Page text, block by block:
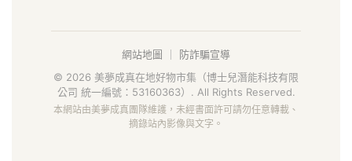
食
材
網站地圖
防詐騙宣導
© 2026 美夢成真在地好物市集（博士兒潛能科技有限
公司 統一編號：53160363）. All Rights Reserved.
本網站由美夢成真團隊維護，未經書面許可請勿任意轉載、
摘錄站內影像與文字。